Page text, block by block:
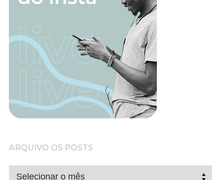
ARQUIVO OS POSTS
ARQUIVO